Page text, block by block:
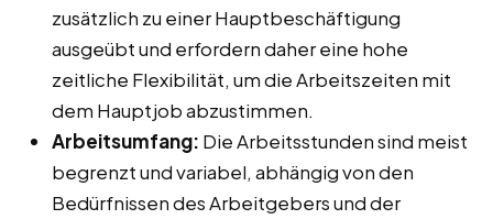
zusätzlich zu einer Hauptbeschäftigung
ausgeübt und erfordern daher eine hohe
zeitliche Flexibilität, um die Arbeitszeiten mit
dem Hauptjob abzustimmen.
Arbeitsumfang: Die Arbeitsstunden sind meist
begrenzt und variabel, abhängig von den
Bedürfnissen des Arbeitgebers und der